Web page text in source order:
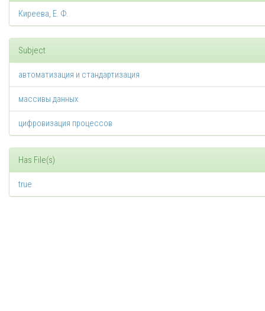
Киреева, Е. Ф.
Subject
автоматизация и стандартизация
массивы данных
цифровизация процессов
Has File(s)
true